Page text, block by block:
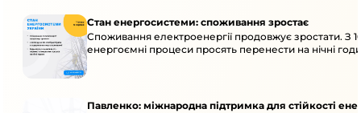
Стан енергосистеми: споживання зростає
Споживання електроенергії продовжує зростати. З
енергоємні процеси просять перенести на нічні
Павленко: міжнародна підтримка для стійкості